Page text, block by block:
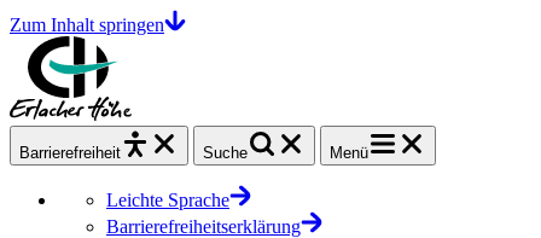
Zum Inhalt springen
Barrierefrei heit Suche Menü
Leichte Sprache
Barrierefreiheitserklärung